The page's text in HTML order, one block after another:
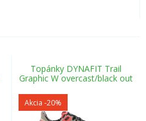
Topánky DYNAFIT Trail
Graphic W overcast/black out
Akcia -20%